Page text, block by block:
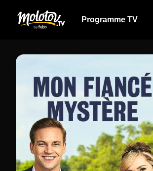
Programme TV